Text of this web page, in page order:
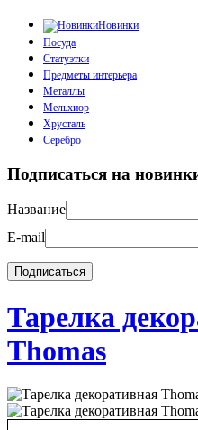
Новинки
Посуда
Статуэтки
Предметы интерьера
Металлы
Мельхиор
Хрусталь
Серебро
Подписаться на
Название
E-mail
Тарелка
Thomas